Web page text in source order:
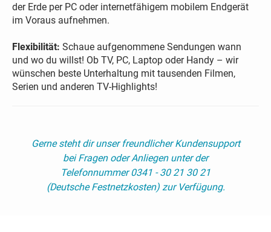
der Erde per PC oder internetfähigem mobilem Endgerät
im Voraus aufnehmen.
Flexibilität: Schaue aufgenommene Sendungen wann
und wo du willst! Ob TV, PC, Laptop oder Handy – wir
wünschen beste Unterhaltung mit tausenden Filmen,
Serien und anderen TV-Highlights!
Gerne steht dir unser freundlicher Kundensupport
bei Fragen oder Anliegen unter der
Telefonnummer 0341 - 30 21 30 21
(Deutsche Festnetzkosten) zur Verfügung.